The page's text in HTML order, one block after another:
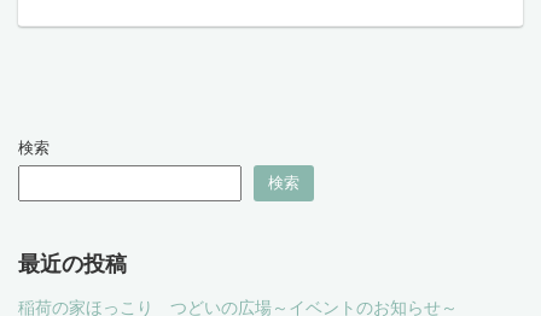
検索
検索
最近の投稿
稲荷の家ほっこり つどいの広場～イベントのお知らせ～